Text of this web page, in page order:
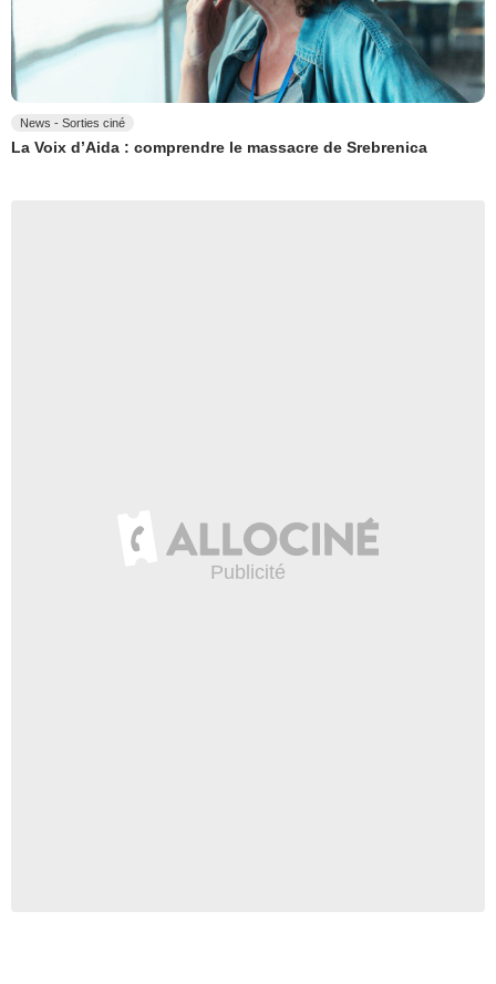
News - Sorties ciné
La Voix d’Aida : comprendre le massacre de Srebrenica